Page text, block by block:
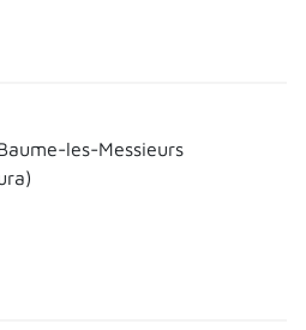
les-Messieurs